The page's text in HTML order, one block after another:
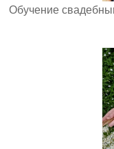
Обучение